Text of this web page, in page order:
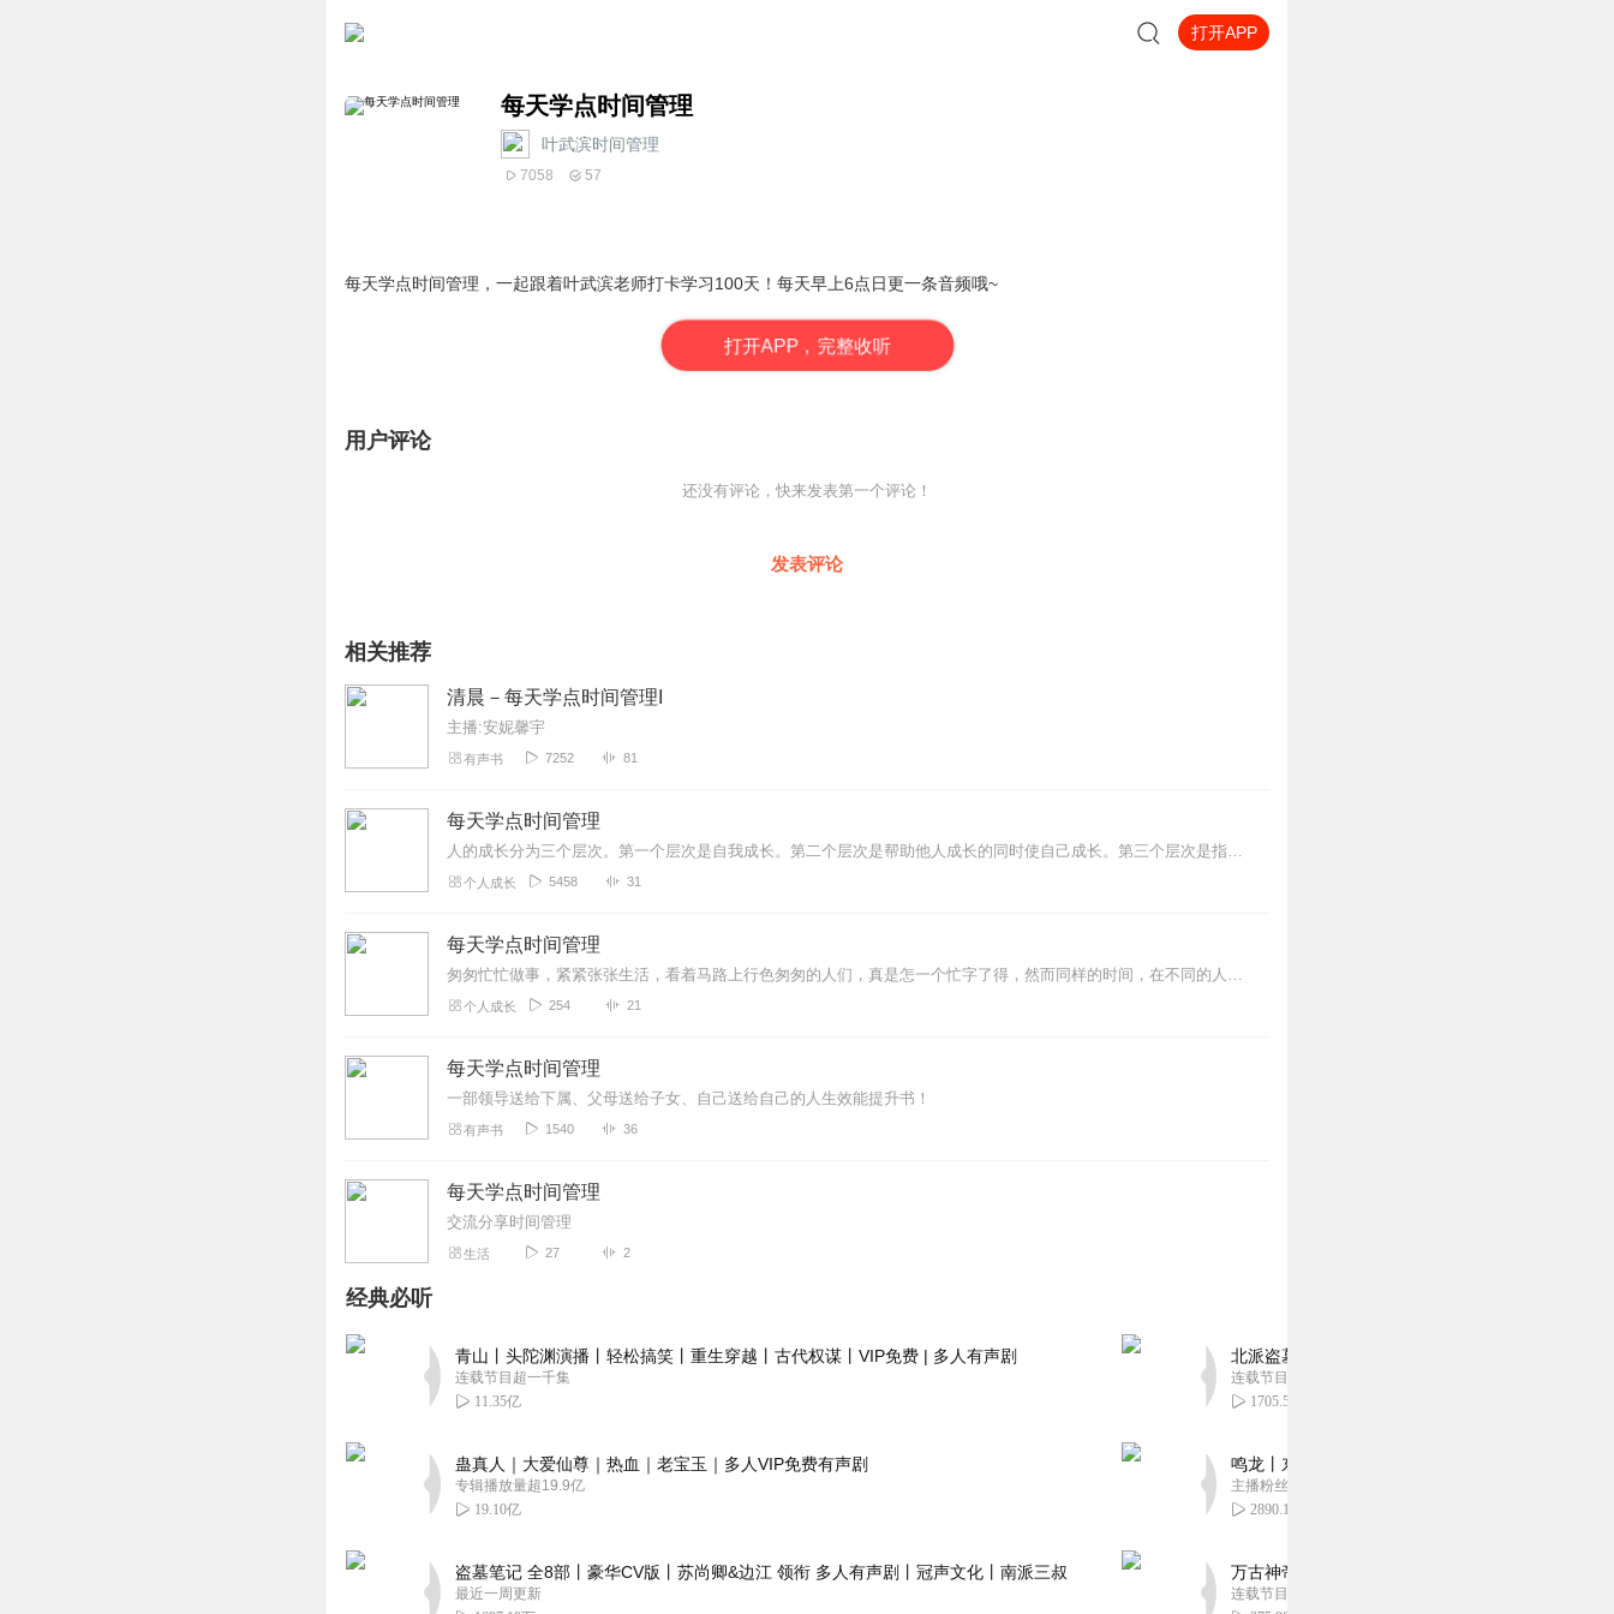
打开APP
每天学点时间管理
叶武滨时间管理
7058 57
每天学点时间管理，一起跟着叶武滨老师打卡学习100天！每天早上6点日更一条音频哦~
打开APP，完整收听
用户评论
还没有评论，快来发表第一个评论！
发表评论
相关推荐
清晨－每天学点时间管理I
主播:安妮馨宇
有声书 7252 81
每天学点时间管理
人的成长分为三个层次。第一个层次是自我成长。第二个层次是帮助他人成长的同时使自己成长。第三个层次是指导别人帮助他人成长，使自己间接获得成长。我从一个时间管理受益...
个人成长 5458 31
每天学点时间管理
匆匆忙忙做事，紧紧张张生活，看着马路上行色匆匆的人们，真是怎一个忙字了得，然而同样的时间，在不同的人面前却出现了不同的价值。有的人忙的有声有色，有的人忙得灰头土...
个人成长 254 21
每天学点时间管理
一部领导送给下属、父母送给子女、自己送给自己的人生效能提升书！
有声书 1540 36
每天学点时间管理
交流分享时间管理
生活 27 2
经典必听
青山丨头陀渊演播丨轻松搞笑丨重生穿越丨古代权谋丨VIP免费 | 多人有声剧
连载节目超一千集
11.35亿
蛊真人｜大爱仙尊｜热血｜老宝玉｜多人VIP免费有声剧
专辑播放量超19.9亿
19.10亿
盗墓笔记 全8部丨豪华CV版丨苏尚卿&边江 领衔 多人有声剧丨冠声文化丨南派三叔
最近一周更新
北派盗墓笔记丨头陀渊出品丨悬疑灵异丨摸金校尉
连载节目超五百集
1705.50万
鸣龙丨东方玄幻丨紫襟团队丨轻松搞笑丨多人有声
主播粉丝2836万
2890.13万
万古神帝丨玄幻丨热血丨紫襟团队演播丨多人有声
连载节目超二百集